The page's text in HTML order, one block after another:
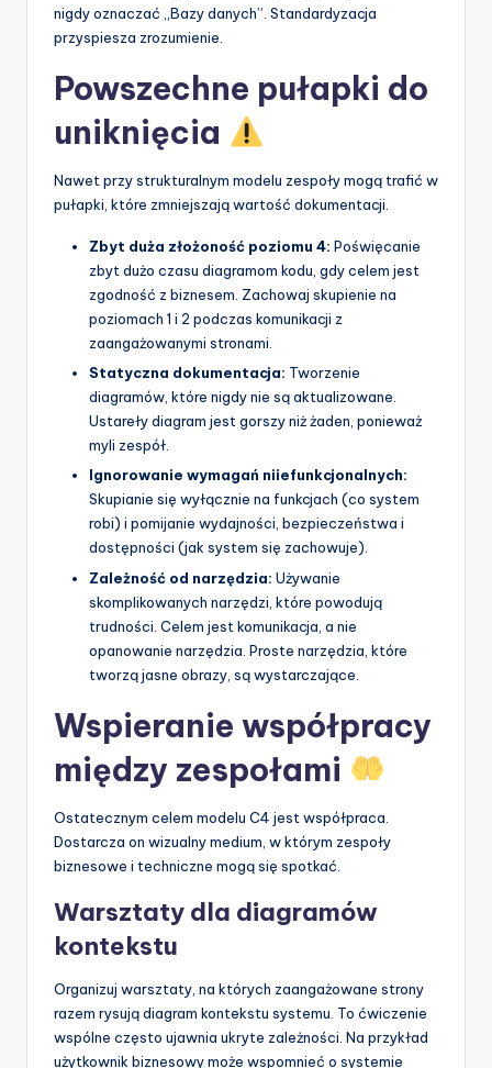
nigdy oznaczać „Bazy danych”. Standardyzacja
przyspiesza zrozumienie.
Powszechne pułapki do
uniknięcia
Nawet przy strukturalnym modelu zespoły mogą trafić w
pułapki, które zmniejszają wartość dokumentacji.
Zbyt duża złożoność poziomu 4: Poświęcanie
zbyt dużo czasu diagramom kodu, gdy celem jest
zgodność z biznesem. Zachowaj skupienie na
poziomach 1 i 2 podczas komunikacji z
zaangażowanymi stronami.
Statyczna dokumentacja: Tworzenie
diagramów, które nigdy nie są aktualizowane.
Ustareły diagram jest gorszy niż żaden, ponieważ
myli zespół.
Ignorowanie wymagań niiefunkcjonalnych:
Skupianie się wyłącznie na funkcjach (co system
robi) i pomijanie wydajności, bezpieczeństwa i
dostępności (jak system się zachowuje).
Zależność od narzędzia: Używanie
skomplikowanych narzędzi, które powodują
trudności. Celem jest komunikacja, a nie
opanowanie narzędzia. Proste narzędzia, które
tworzą jasne obrazy, są wystarczające.
Wspieranie współpracy
między zespołami
Ostatecznym celem modelu C4 jest współpraca.
Dostarcza on wizualny medium, w którym zespoły
biznesowe i techniczne mogą się spotkać.
Warsztaty dla diagramów
kontekstu
Organizuj warsztaty, na których zaangażowane strony
razem rysują diagram kontekstu systemu. To ćwiczenie
wspólne często ujawnia ukryte zależności. Na przykład
użytkownik biznesowy może wspomnieć o systemie